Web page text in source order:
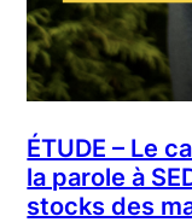
ÉTUDE – Le
la parole à
stocks des